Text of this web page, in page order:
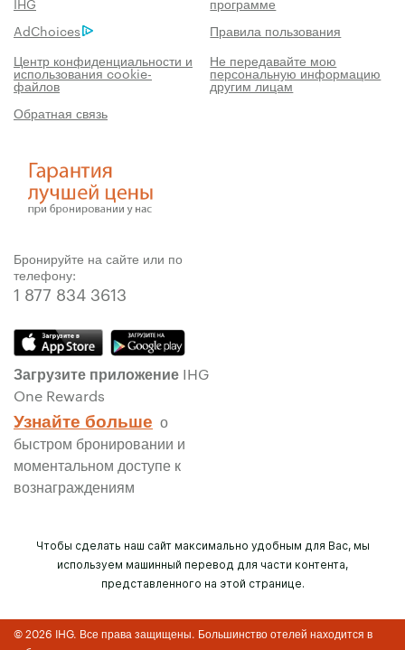
IHG
программе
AdChoices
Правила пользования
Центр конфиденциальности и
использования cookie-
файлов
Не передавайте мою
персональную информацию
другим лицам
Обратная связь
Бронируйте на сайте или по
телефону:
1 877 834 3613
Загрузите приложение IHG
One Rewards
Узнайте больше о
быстром бронировании и
моментальном доступе к
вознаграждениям
Чтобы сделать наш сайт максимально удобным для Вас, мы
используем машинный перевод для части контента,
представленного на этой странице.
© 2026 IHG. Все права защищены. Большинство отелей находится в